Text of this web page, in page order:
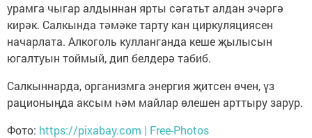
урамга чыгар алдыннан ярты сәгатьт алдан эчәргә
кирәк. Салкында тәмәке тарту кан циркуляциясен
начарлата. Алкоголь кулланганда кеше җылысын
югалтуын тоймый, дип белдерә табиб.
Салкыннарда, организмга энергия җитсен өчен, үз
рационыңда аксым һәм майлар өлешен арттыру зарур.
Фото: https://pixabay.com | Free-Photos